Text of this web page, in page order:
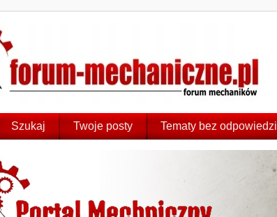
Szukaj Twoje posty Tematy bez odpowiedzi